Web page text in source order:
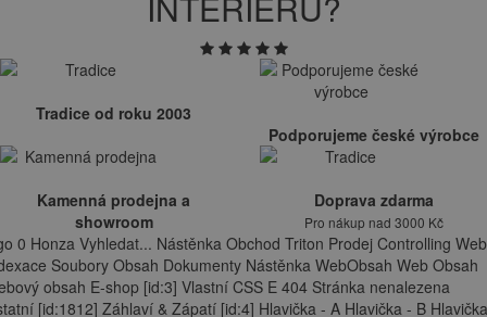
Tradice od roku 2003
Podporujeme české výrobce
Kamenná prodejna a
showroom
Doprava zdarma
Pro nákup nad 3000 Kč
0 Honza Vyhledat... Nástěnka Obchod Triton Prodej Controlling Web
Soubory Obsah Dokumenty Nástěnka WebObsah Web Obsah
obsah E-shop [id:3] Vlastní CSS E 404 Stránka nenalezena
[id:1812] Záhlaví & Zápatí [id:4] Hlavička - A Hlavička - B